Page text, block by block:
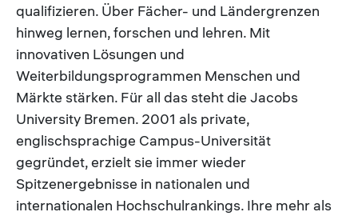
qualifizieren. Über Fächer- und Ländergrenzen
hinweg lernen, forschen und lehren. Mit
innovativen Lösungen und
Weiterbildungsprogrammen Menschen und
Märkte stärken. Für all das steht die Jacobs
University Bremen. 2001 als private,
englischsprachige Campus-Universität
gegründet, erzielt sie immer wieder
Spitzenergebnisse in nationalen und
internationalen Hochschulrankings. Ihre mehr als